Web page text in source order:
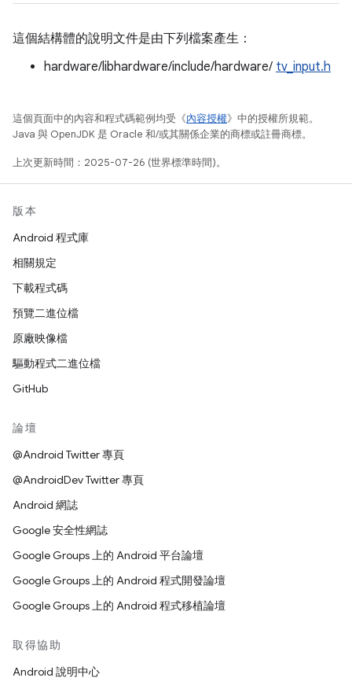
這個結構體的說明文件是由下列檔案產生：
hardware/libhardware/include/hardware/ tv_input.h
這個頁面中的內容和程式碼範例均受《內容授權》中的授權所規範。
Java 與 OpenJDK 是 Oracle 和/或其關係企業的商標或註冊商標。
上次更新時間：2025-07-26 (世界標準時間)。
版本
Android 程式庫
相關規定
下載程式碼
預覽二進位檔
原廠映像檔
驅動程式二進位檔
GitHub
論壇
@Android Twitter 專頁
@AndroidDev Twitter 專頁
Android 網誌
Google 安全性網誌
Google Groups 上的 Android 平台論壇
Google Groups 上的 Android 程式開發論壇
Google Groups 上的 Android 程式移植論壇
取得協助
Android 說明中心